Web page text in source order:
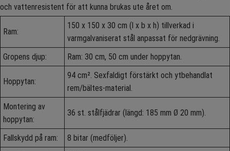
och vattenresistent för att kunna brukas ute året om.
Ram:
150 x 150 x 30 cm (l x b x h) tillverkad i
varmgalvaniserat stål anpassat för nedgrävning.
Gropens djup:
Ram: 30 cm, 50 cm under hoppytan.
Hoppytan:
94 cm². Sexfaldigt förstärkt och ytbehandlat
rem/bältes-material.
Montering av
hoppytan:
36 st. stålfjädrar (längd: 185 mm Ø 20 mm).
Fallskydd på ram:
8 bitar (medföljer).